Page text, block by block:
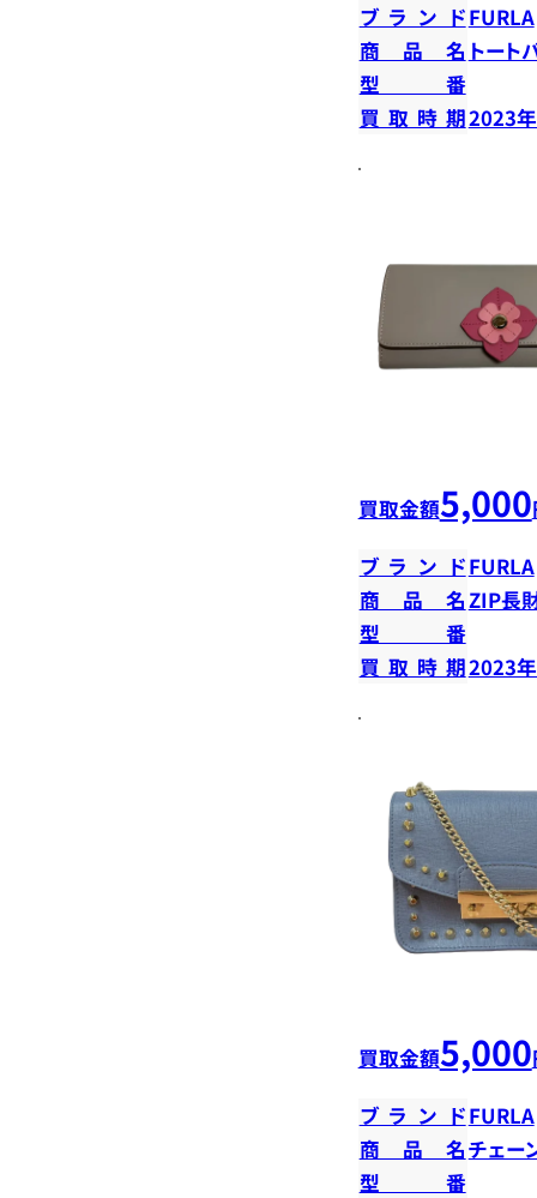
ブランドFURLA
商品名 トート
型番
買取時期2023
買取金額5,000
ブランドFURLA
商品名ZIP長
型番
買取時期2023
買取金額5,000
ブランドFURLA
商品名チェー
型番